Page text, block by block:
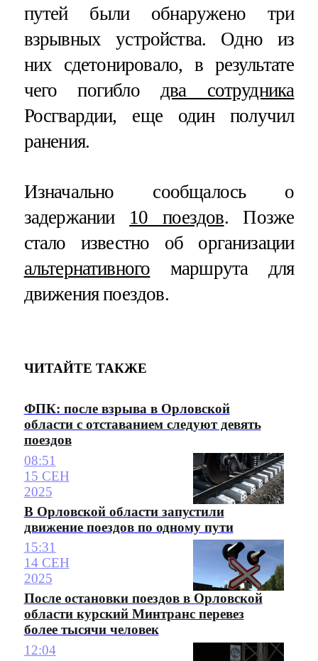
путей были обнаружено три
взрывных устройства. Одно из
них сдетонировало, в результате
чего погибло два сотрудника
Росгвардии, еще один получил
ранения.
Изначально сообщалось о
задержании 10 поездов. Позже
стало известно об организации
альтернативного маршрута для
движения поездов.
ЧИТАЙТЕ ТАКЖЕ
ФПК: после взрыва в Орловской
области с отставанием следуют девять
поездов
08:51
15 СЕН
2025
В Орловской области запустили
движение поездов по одному пути
15:31
14 СЕН
2025
После остановки поездов в Орловской
области курский Минтранс перевез
более тысячи человек
12:04